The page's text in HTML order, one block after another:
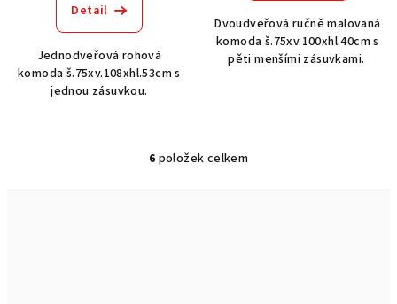
Detail
Jednodveřová rohová
komoda š.75xv.108xhl.53cm s
jednou zásuvkou.
Dvoudveřová ručně malovaná
komoda š.75xv.100xhl.40cm s
pěti menšími zásuvkami.
O
6 položek celkem